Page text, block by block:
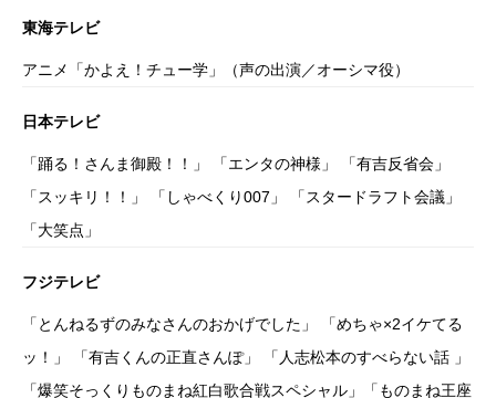
東海テレビ
アニメ「かよえ！チュー学」（声の出演／オーシマ役）
日本テレビ
「踊る！さんま御殿！！」 「エンタの神様」 「有吉反省会」
「スッキリ！！」 「しゃべくり007」 「スタードラフト会議」
「大笑点」
フジテレビ
「とんねるずのみなさんのおかげでした」 「めちゃ×2イケてる
ッ！」 「有吉くんの正直さんぽ」 「人志松本のすべらない話 」
「爆笑そっくりものまね紅白歌合戦スペシャル」「ものまね王座